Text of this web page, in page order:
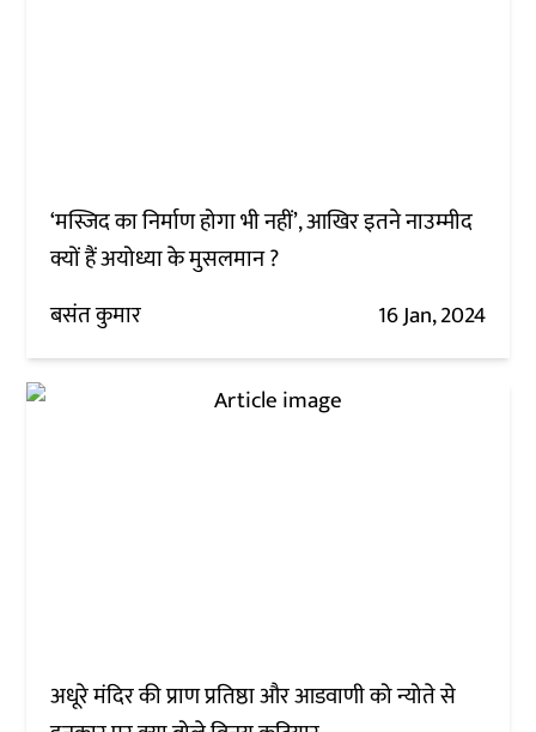
‘मस्जिद का निर्माण होगा भी नहीं’, आखिर इतने नाउम्मीद
क्यों हैं अयोध्या के मुसलमान ?
बसंत कुमार
16 Jan, 2024
अधूरे मंदिर की प्राण प्रतिष्ठा और आडवाणी को न्योते से